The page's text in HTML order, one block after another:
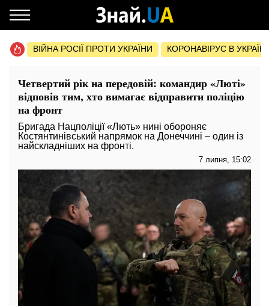
ВІЙНА РОСІЇ ПРОТИ УКРАЇНИ КОРОНАВІРУС В УКРАЇНІ
Четвертий рік на передовій: командир «Люті»
відповів тим, хто вимагає відправити поліцію
на фронт
Бригада Нацполіції «Лють» нині обороняє
Костянтинівський напрямок на Донеччині – один із
найскладніших на фронті.
7 липня, 15:02